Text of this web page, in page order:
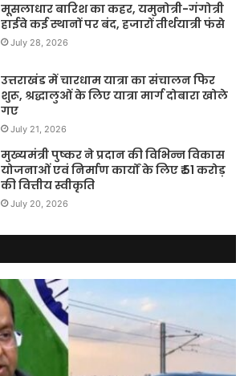
मूसलाधार बारिश का कहर, यमुनोत्री-गंगोत्री
हाईवे कई स्थानों पर बंद, हजारों तीर्थयात्री फंसे
July 28, 2026
उत्तराखंड में चारधाम यात्रा का संचालन फिर
शुरू, श्रद्धालुओं के लिए यात्रा मार्ग दोबारा खोले
गए
July 21, 2026
मुख्यमंत्री पुष्कर ने प्रदान की विभिन्न विकास
योजनाओं एवं निर्माण कार्यों के लिए ₹ 51 करोड़
की वित्तीय स्वीकृति
July 20, 2026